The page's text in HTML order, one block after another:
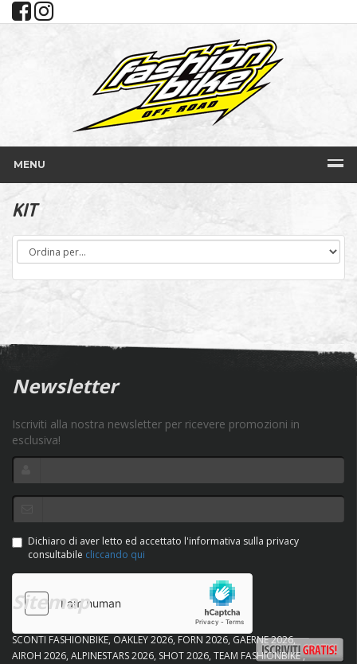
MENU
KIT
Newsletter
Iscriviti alla nostra newsletter per ricevere promozioni in
esclusiva!
Dichiaro di aver letto ed accettato l'informativa sulla privacy
consultabile cliccando qui
Sitemap
SCONTI FASHIONBIKE OAKLEY 2026 FORN 2026 GAERNE 2026
AIROH 2026 ALPINESTARS 2026 SHOT 2026 TEAM FASHIONBIKE